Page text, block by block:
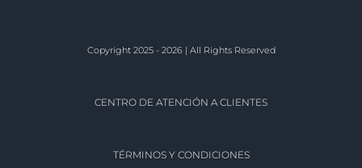
Copyright 2025 - 2026 | All Rights Reserved
CENTRO DE ATENCIÓN A CLIENTES
TÉRMINOS Y CONDICIONES